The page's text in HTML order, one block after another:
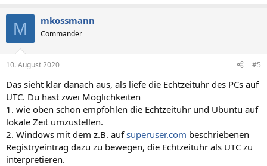
M mkossmann
Commander
10. August 2020 #5
Das sieht klar danach aus, als liefe die Echtzeituhr des PCs auf
UTC. Du hast zwei Möglichkeiten
1. wie oben schon empfohlen die Echtzeituhr und Ubuntu auf
lokale Zeit umzustellen.
2. Windows mit dem z.B. aufsuperuser.com beschriebenen
Registryeintrag dazu zu bewegen, die Echtzeituhr als UTC zu
interpretieren.